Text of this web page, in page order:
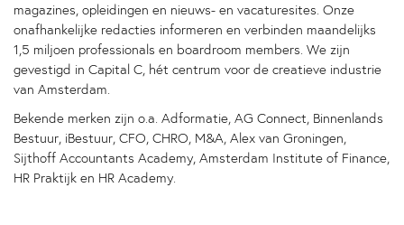
magazines, opleidingen en nieuws- en vacaturesites. Onze
onafhankelijke redacties informeren en verbinden maandelijks
1,5 miljoen professionals en boardroom members. We zijn
gevestigd in Capital C, hét centrum voor de creatieve industrie
van Amsterdam.
Bekende merken zijn o.a. Adformatie, AG Connect, Binnenlands
Bestuur, iBestuur, CFO, CHRO, M&A, Alex van Groningen,
Sijthoff Accountants Academy, Amsterdam Institute of Finance,
HR Praktijk en HR Academy.